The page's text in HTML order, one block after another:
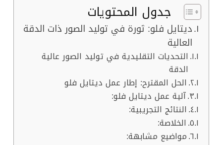
جدول المحتويات
ديتايل فلو: ثورة في توليد الصور ذات الدقة
العالية
التحديات التقليدية في توليد الصور عالية
الدقة
الحل المقترح: إطار عمل ديتايل فلو
آلية عمل ديتايل فلو:
النتائج التجريبية:
الخلاصة:
مواضيع مشابهة: